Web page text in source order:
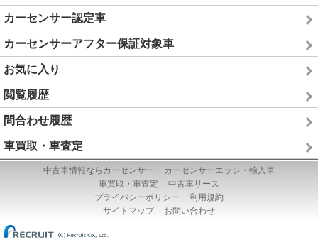
カーセンサー認定車
カーセンサーアフター保証対象車
お気に入り
閲覧履歴
問合わせ履歴
車買取・車査定
中古車情報ならカーセンサー
カーセンサーエッジ・輸入車
車買取・車査定
中古車リース
プライバシーポリシー
利用規約
サイトマップ
お問い合わせ